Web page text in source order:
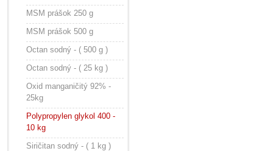
MSM prášok 250 g
MSM prášok 500 g
Octan sodný - ( 500 g )
Octan sodný - ( 25 kg )
Oxid manganičitý 92% -
25kg
Polypropylen glykol 400 -
10 kg
Siričitan sodný - ( 1 kg )